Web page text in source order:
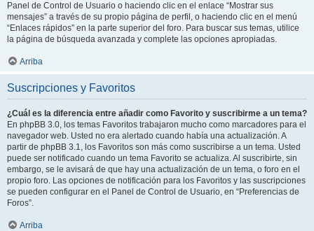
Panel de Control de Usuario o haciendo clic en el enlace “Mostrar sus
mensajes” a través de su propio página de perfil, o haciendo clic en el menú
“Enlaces rápidos” en la parte superior del foro. Para buscar sus temas, utilice
la página de búsqueda avanzada y complete las opciones apropiadas.
Arriba
Suscripciones y Favoritos
¿Cuál es la diferencia entre añadir como Favorito y suscribirme a un tema?
En phpBB 3.0, los temas Favoritos trabajaron mucho como marcadores para el
navegador web. Usted no era alertado cuando había una actualización. A
partir de phpBB 3.1, los Favoritos son más como suscribirse a un tema. Usted
puede ser notificado cuando un tema Favorito se actualiza. Al suscribirte, sin
embargo, se le avisará de que hay una actualización de un tema, o foro en el
propio foro. Las opciones de notificación para los Favoritos y las suscripciones
se pueden configurar en el Panel de Control de Usuario, en “Preferencias de
Foros”.
Arriba